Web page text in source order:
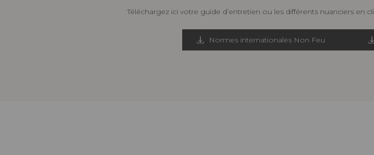
Téléchargez ici votre guide d’entretien ou les différents nuanciers en
Normes internationales Non Feu